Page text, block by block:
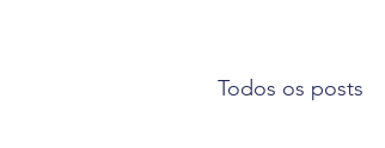
Todos os posts